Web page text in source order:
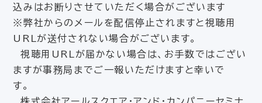
込みはお断りさせていただく場合がございます
※弊社からのメールを配信停止されますと視聴用
URLが送付されない場合がございます。
視聴用URLが届かない場合は、お手数ではござい
ますが事務局までご一報いただけますと幸いで
す。
株式会社アールスクエア・アンド・カンパニーセミナ